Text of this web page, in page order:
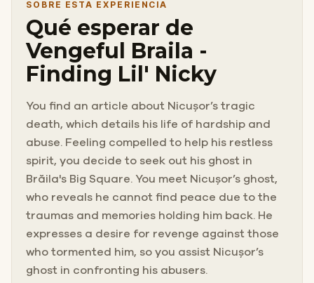
SOBRE ESTA EXPERIENCIA
Qué esperar de
Vengeful Braila -
Finding Lil' Nicky
You find an article about Nicușor’s tragic
death, which details his life of hardship and
abuse. Feeling compelled to help his restless
spirit, you decide to seek out his ghost in
Brăila's Big Square. You meet Nicușor’s ghost,
who reveals he cannot find peace due to the
traumas and memories holding him back. He
expresses a desire for revenge against those
who tormented him, so you assist Nicușor’s
ghost in confronting his abusers.